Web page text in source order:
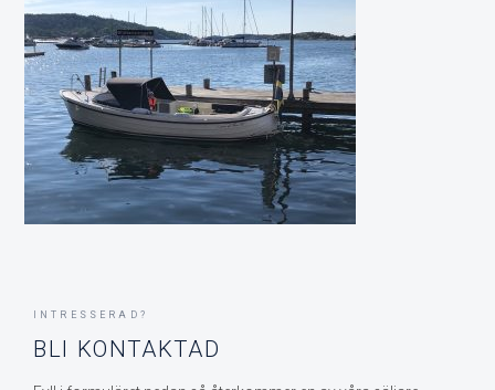
INTRESSERAD?
BLI KONTAKTAD